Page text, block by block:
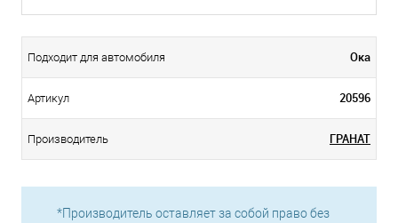
Подходит для автомобиля Ока
Артикул 20596
Производитель ГРАНАТ
*Производитель оставляет за собой право без